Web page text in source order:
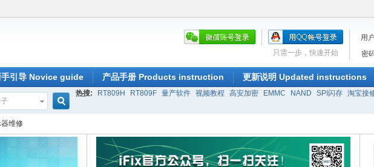
用
密
只需一步，快速开始
手引导 Novice guide 产品手册 Products instruction 更新说明 Updated instructions
热搜: RT809H RT809F 量产软件 视频教程 高安加密 EMMC NAND SPI闪存 淘宝接
维修